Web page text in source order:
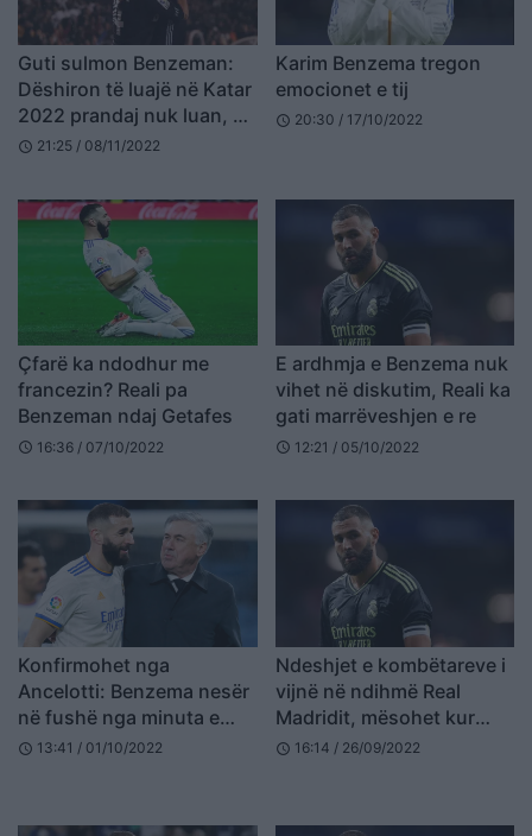
Guti sulmon Benzeman:
Dëshiron të luajë në Katar
2022 prandaj nuk luan, po
e tradhton klubin
schedule 21:25 / 08/11/2022
Karim Benzema tregon
emocionet e tij
schedule 20:30 / 17/10/2022
Çfarë ka ndodhur me
francezin? Reali pa
Benzeman ndaj Getafes
schedule 16:36 / 07/10/2022
E ardhmja e Benzema nuk
vihet në diskutim, Reali ka
gati marrëveshjen e re
schedule 12:21 / 05/10/2022
Konfirmohet nga
Ancelotti: Benzema nesër
në fushë nga minuta e
parë
schedule 13:41 / 01/10/2022
Ndeshjet e kombëtareve i
vijnë në ndihmë Real
Madridit, mësohet kur
kthehet Karim Benzema
schedule 16:14 / 26/09/2022